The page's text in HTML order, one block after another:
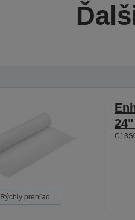
Rýchly prehľad